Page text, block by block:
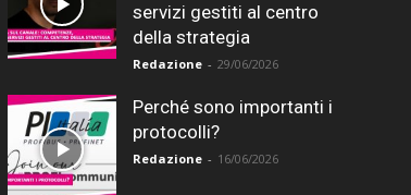
servizi gestiti al centro
della strategia
Redazione - 29/06/2026
Perché sono importanti i
protocolli?
Redazione - 16/06/2026